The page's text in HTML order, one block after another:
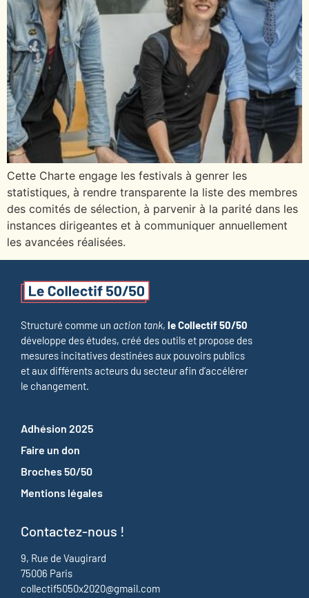
Cette Charte engage les festivals à genrer les
statistiques, à rendre transparente la liste des membres
des comités de sélection, à parvenir à la parité dans les
instances dirigeantes et à communiquer annuellement
les avancées réalisées.
Structuré comme un action tank, le Collectif 50/50
développe des études, créé des outils et propose des
mesures incitatives destinées aux pouvoirs publics
et aux différents acteurs du secteur afin d’accélérer
le changement.
Adhésion 2025
Faire un don
Broches 50/50
Mentions légales
Contactez-nous !
9, Rue de Vaugirard
75006 Paris
collectif5050x2020@gmail.com